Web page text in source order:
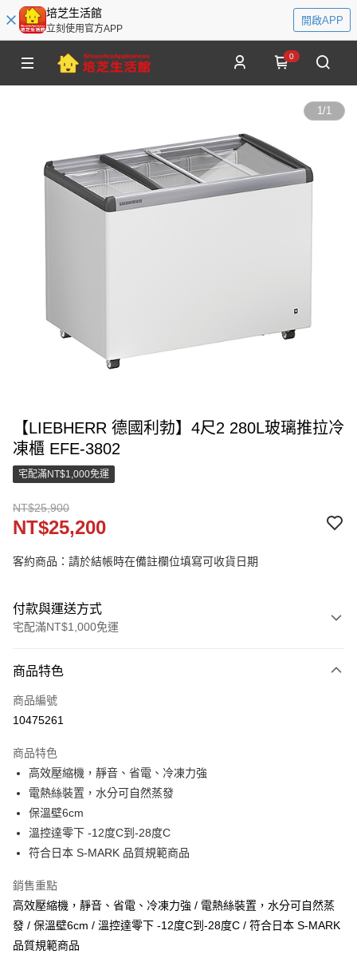
培芝生活館
立刻使用官方APP
開啟APP
0
1/1
【LIEBHERR 德國利勃】4尺2 280L玻璃推拉冷
凍櫃 EFE-3802
宅配滿NT$1,000免運
NT$25,900
NT$25,200
客約商品：請於結帳時在備註欄位填寫可收貨日期
付款與運送方式
宅配滿NT$1,000免運
信用卡一次付款
LINE Pay
悠遊付
運送方式
宅配
每筆NT$100，滿NT$1,000(含以上)免運費
貨到付現給宅配司機 (大家電需貨到付款服務 請電洽0977103621)
每筆NT$150，滿NT$2,000(含以上)免運費
商品特色
商品編號
10475261
商品特色
高效壓縮機，靜音、省電、冷凍力強
電熱絲裝置，水分可自然蒸發
保溫壁6cm
溫控達零下 -12度C到-28度C
符合日本 S-MARK 品質規範商品
銷售重點
高效壓縮機，靜音、省電、冷凍力強 / 電熱絲裝置，水分可自然蒸
發 / 保溫壁6cm / 溫控達零下 -12度C到-28度C / 符合日本 S-MARK
品質規範商品